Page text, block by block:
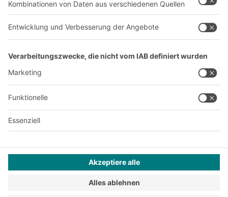
YOUR LIFE.
+49 (6753) 122-922
Dieses Angebot ist für Industrie, Handwerk, Handel und die
freien Berufe zur Verwendung in der selbstständigen,
beruflichen oder gewerblichen Tätigkeit bestimmt.